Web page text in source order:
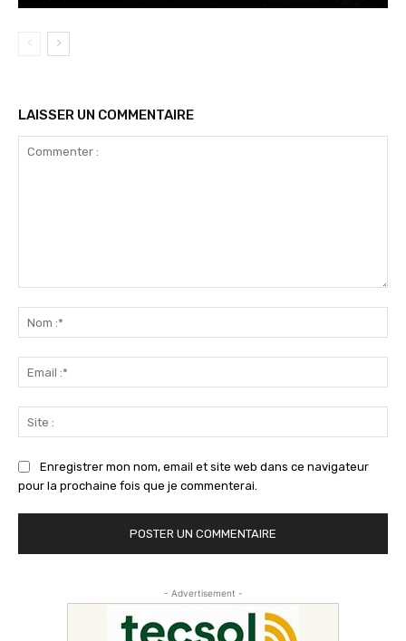
LAISSER UN COMMENTAIRE
:*
:*
:
Enregistrer mon nom, email et site web dans ce navigateur
pour la prochaine fois que je commenterai.
- Advertisement -